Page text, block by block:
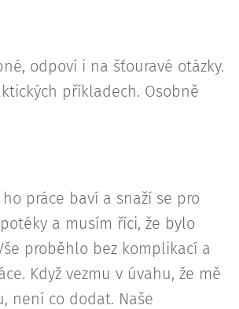
odpoví i na šťouravé otázky.
příkladech. Osobně
práce baví a snaží se pro
a musím říci, že bylo
proběhlo bez komplikací a
Když vezmu v úvahu, že mě
není co dodat. Naše